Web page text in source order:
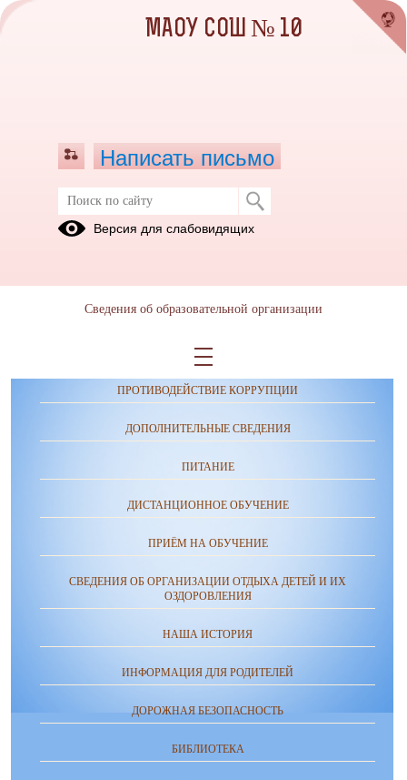
События
ОБРАЩЕНИЯ ГРАЖДАН
ПРОТИВОДЕЙСТВИЕ КОРРУПЦИИ
ДОПОЛНИТЕЛЬНЫЕ СВЕДЕНИЯ
ПИТАНИЕ
ДИСТАНЦИОННОЕ ОБУЧЕНИЕ
ПРИЁМ НА ОБУЧЕНИЕ
СВЕДЕНИЯ ОБ ОРГАНИЗАЦИИ ОТДЫХА ДЕТЕЙ И ИХ
ОЗДОРОВЛЕНИЯ
НАША ИСТОРИЯ
ИНФОРМАЦИЯ ДЛЯ РОДИТЕЛЕЙ
ДОРОЖНАЯ БЕЗОПАСНОСТЬ
БИБЛИОТЕКА
МАОУ СОШ № 10
Написать письмо
Версия для слабовидящих
Сведения об образовательной организации